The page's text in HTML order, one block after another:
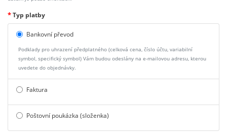
*Typ platby
Bankovní převod
Podklady pro uhrazení předplatného (celková cena, číslo účtu, variabilní
symbol, specifický symbol) Vám budou odeslány na e-mailovou adresu, kterou
uvedete do objednávky.
Faktura
Poštovní poukázka (složenka)